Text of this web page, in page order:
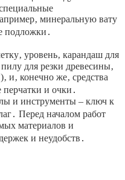
минеральную вату
подложки․
уровень‚ карандаш для
для резки древесины‚
и‚ конечно же‚ средства
и очки․
и инструменты – ключ к
Перед началом работ
материалов и
и неудобств․